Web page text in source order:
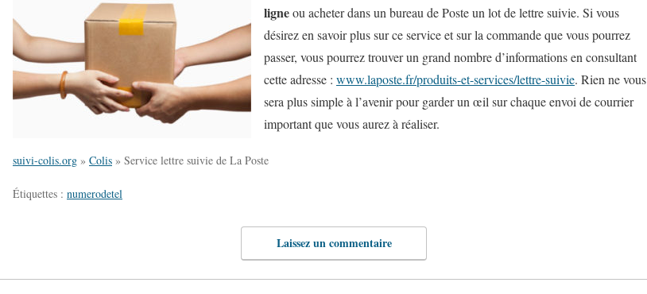
ligneou acheter dans un bureau de Poste un lot de lettre suivie. Si vous
désirez en savoir plus sur ce service et sur la commande que vous pourrez
passer, vous pourrez trouver un grand nombre d’informations en consultant
cette adresse : www.laposte.fr/produits-et-services/lettre-suivie. Rien ne vous
sera plus simple à l’avenir pour garder un œil sur chaque envoi de courrier
important que vous aurez à réaliser.
suivi-colis.org » Colis » Service lettre suivie de La Poste
Étiquettes : numerodetel
Laissez un commentaire